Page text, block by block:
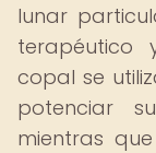
lunar
terapéutico
copal se
potenciar
mientras